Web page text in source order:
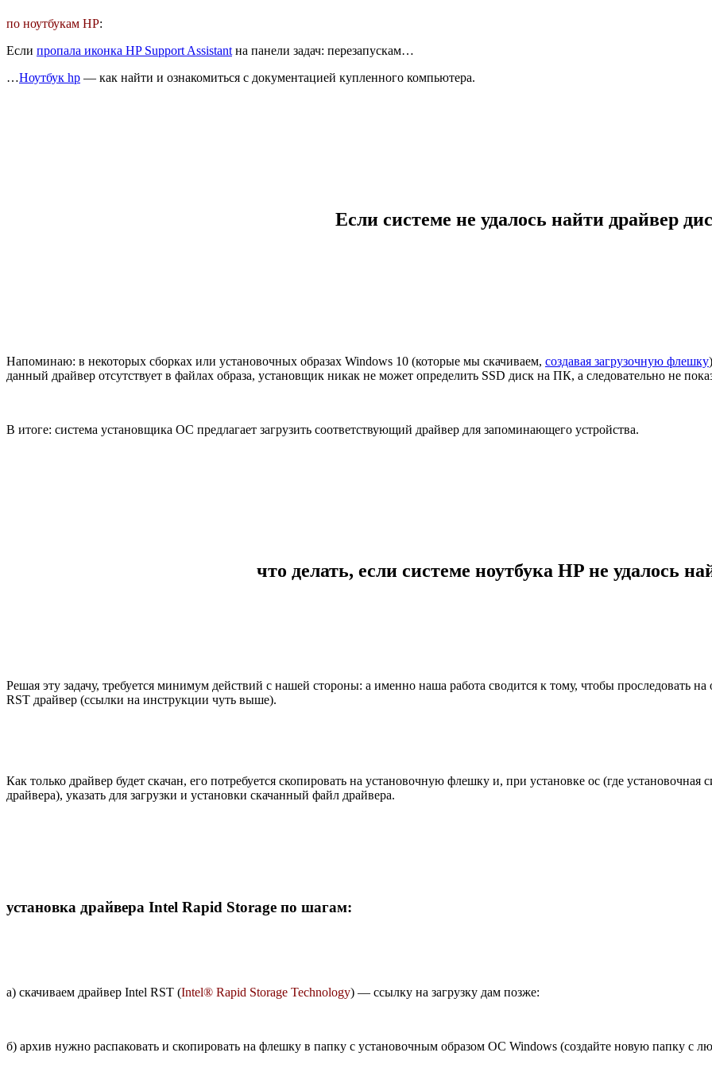
по ноутбукам HP:
Если пропала иконка HP Support Assistant на панели задач: перезапускам…
…Ноутбук hp — как найти и ознакомиться с документацией купленного компьютера.
Если системе не удалось найти драйвер
Напоминаю: в некоторых сборках или установочных образах Windows 10 (которые мы скачиваем, создавая загрузочную флешку
данный драйвер отсутствует в файлах образа, установщик никак не может определить SSD диск на ПК, а следовательно не
В итоге: система установщика ОС предлагает загрузить соответствующий драйвер для запоминающего устройства.
что делать, если системе ноутбука HP не удалось
Решая эту задачу, требуется минимум действий с нашей стороны: а именно наша работа сводится к тому, чтобы проследовать
RST драйвер (ссылки на инструкции чуть выше).
Как только драйвер будет скачан, его потребуется скопировать на установочную флешку и, при установке ос (где
драйвера), указать для загрузки и установки скачанный файл драйвера.
установка драйвера Intel Rapid Storage по шагам:
а) скачиваем драйвер Intel RST (Intel® Rapid Storage Technology) — ссылку на загрузку дам позже:
б) архив нужно распаковать и скопировать на флешку в папку с установочным образом ОС Windows (создайте новую папку с